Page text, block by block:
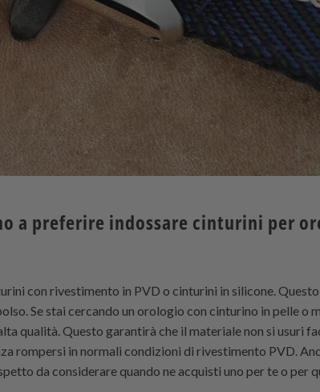
a preferire indossare cinturini per
con rivestimento in PVD o cinturini in silicone.
Se stai cercando un orologio con cinturino in pelle o
qualità. Questo garantirà che il materiale non si usuri
rompersi in normali condizioni di rivestimento PVD.
da considerare quando ne acquisti uno per te o per